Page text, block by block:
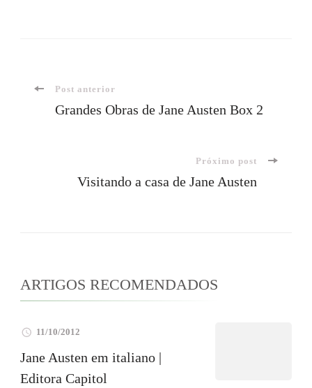
Navegação
Post anterior
Grandes Obras de Jane Austen Box 2
Próximo post
Visitando a casa de Jane Austen
ARTIGOS RECOMENDADOS
11/10/2012
Jane Austen em italiano |
Editora Capitol